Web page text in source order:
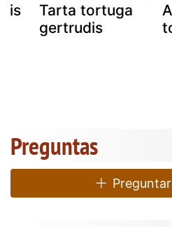
Tarta tortuga
gertrudis
Preguntas